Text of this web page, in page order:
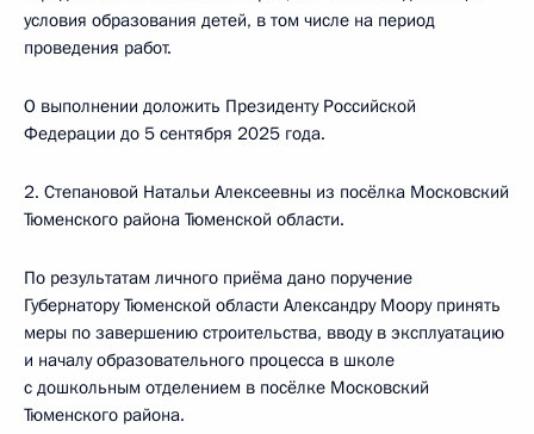
условия образования детей, в том числе на период
проведения работ.
О выполнении доложить Президенту Российской
Федерации до 5 сентября 2025 года.
2. Степановой Натальи Алексеевны из посёлка Московский
Тюменского района Тюменской области.
По результатам личного приёма дано поручение
Губернатору Тюменской области Александру Моору принять
меры по завершению строительства, вводу в эксплуатацию
и началу образовательного процесса в школе
с дошкольным отделением в посёлке Московский
Тюменского района.